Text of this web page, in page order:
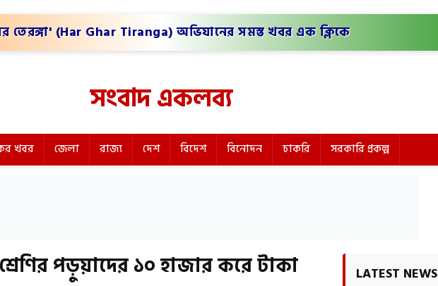
তেরঙ্গা' (Har Ghar Tiranga) অভিযানের সমস্ত খবর এক ক্লিকে
সংবাদ একলব্য
খবর জেলা রাজ্য দেশ বিদেশ বিনোদন চাকরি সরকারি প্রকল্প
পড়ুয়াদের ১০ হাজার করে টাকা
LATEST NEWS